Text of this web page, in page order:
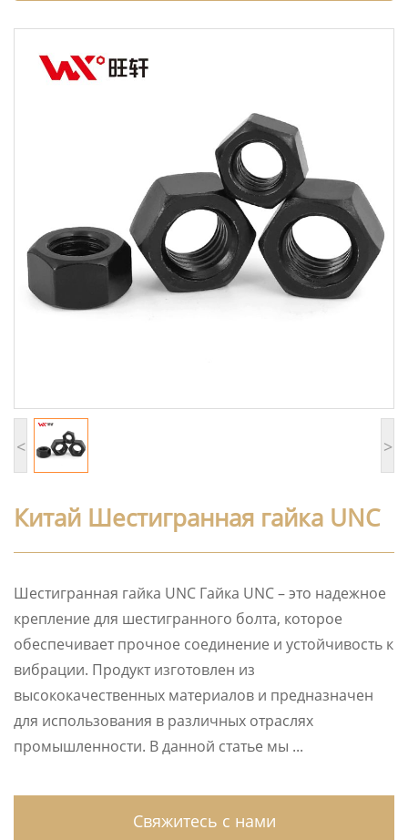
< >
Китай Шестигранная гайка UNC
Шестигранная гайка UNC Гайка UNC – это надежное
крепление для шестигранного болта, которое
обеспечивает прочное соединение и устойчивость к
вибрации. Продукт изготовлен из
высококачественных материалов и предназначен
для использования в различных отраслях
промышленности. В данной статье мы ...
Свяжитесь с нами